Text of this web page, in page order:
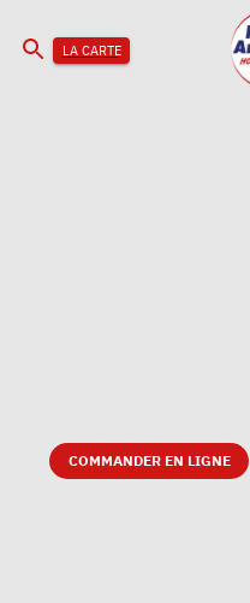
LA CARTE
COMMANDER EN LIGNE